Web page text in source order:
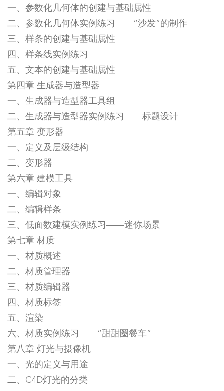
一、参数化几何体的创建与基础属性
二、参数化几何体实例练习——“沙发”的制作
三、样条的创建与基础属性
四、样条线实例练习
五、文本的创建与基础属性
第四章 生成器与造型器
一、生成器与造型器工具组
二、生成器与造型器实例练习——标题设计
第五章 变形器
一、定义及层级结构
二、变形器
第六章 建模工具
一、编辑对象
二、编辑样条
三、低面数建模实例练习——迷你场景
第七章 材质
一、材质概述
二、材质管理器
三、材质编辑器
四、材质标签
五、渲染
六、材质实例练习——“甜甜圈餐车”
第八章 灯光与摄像机
一、光的定义与用途
二、C4D灯光的分类